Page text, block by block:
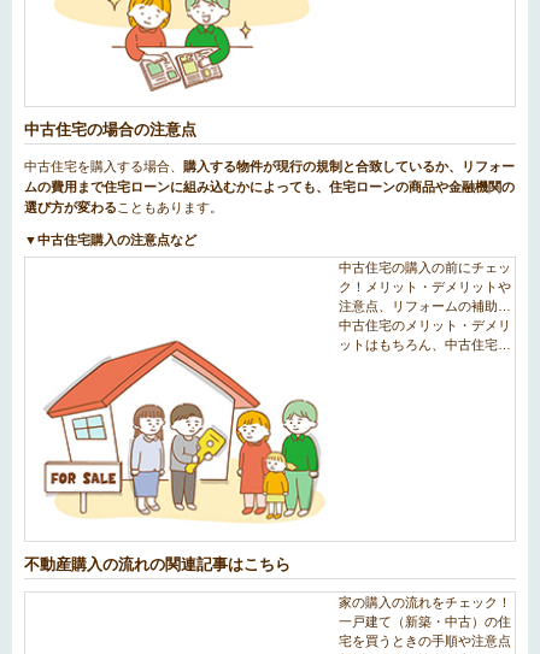
中古住宅の場合の注意点
中古住宅を購入する場合、 購入する物件が現行の規制と合致しているか、リフォー
ムの費用まで住宅ローンに組み込むかによっても、住宅ローンの商品や金融機関の
選び方が変わる こともあります。
▼中古住宅購入の注意点など
不動産購入の流れの関連記事はこちら